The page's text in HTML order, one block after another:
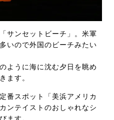
サンセットビーチ」。米軍
いので外国のビーチみたい
ように海に沈む夕日を眺め
ます。
番スポット「美浜アメリカ
ンテイストのおしゃれなシ